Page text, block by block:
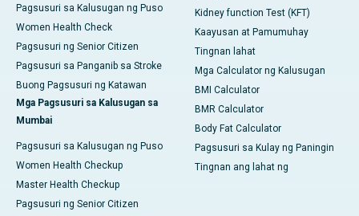
Pagsusuri sa Kalusugan ng Puso
Women Health Check
Pagsusuri ng Senior Citizen
Pagsusuri sa Panganib sa Stroke
Buong Pagsusuri ng Katawan
Mga Pagsusuri sa Kalusugan sa
Mumbai
Pagsusuri sa Kalusugan ng Puso
Women Health Checkup
Master Health Checkup
Pagsusuri ng Senior Citizen
Kidney function Test (KFT)
Kaayusan at Pamumuhay
Tingnan lahat
Mga Calculator ng Kalusugan
BMI Calculator
BMR Calculator
Body Fat Calculator
Pagsusuri sa Kulay ng Paningin
Tingnan ang lahat ng